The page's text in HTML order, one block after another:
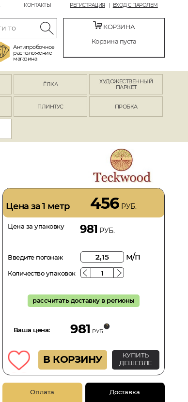
РЕГИСТРАЦИЯ ВХОД С ПАРОЛЕМ
КОНТАКТЫ
Антипробочное
расположение
магазина
КОРЗИНА
Корзина пуста
ЁЛКА
ХУДОЖЕСТВЕННЫЙ
ПАРКЕТ
ПЛИНТУС ПРОБКА
Цена за 1 метр 456 РУБ.
Цена за упаковку 981 РУБ.
Введите погонаж м/п
Количество упаковок
рассчитать доставку в регионы
Ваша цена: 981 РУБ.
В КОРЗИНУ
КУПИТЬ
ДЕШЕВЛЕ
Оплата Доставка